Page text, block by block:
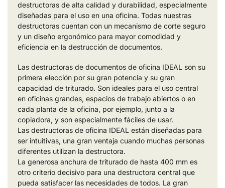
destructoras de alta calidad y durabilidad, especialmente
diseñadas para el uso en una oficina. Todas nuestras
destructoras cuentan con un mecanismo de corte seguro
y un diseño ergonómico para mayor comodidad y
eficiencia en la destrucción de documentos.
Las destructoras de documentos de oficina IDEAL son su
primera elección por su gran potencia y su gran
capacidad de triturado. Son ideales para el uso central
en oficinas grandes, espacios de trabajo abiertos o en
cada planta de la oficina, por ejemplo, junto a la
copiadora, y son especialmente fáciles de usar.
Las destructoras de oficina IDEAL están diseñadas para
ser intuitivas, una gran ventaja cuando muchas personas
diferentes utilizan la destructora.
La generosa anchura de triturado de hasta 400 mm es
otro criterio decisivo para una destructora central que
pueda satisfacer las necesidades de todos. La gran